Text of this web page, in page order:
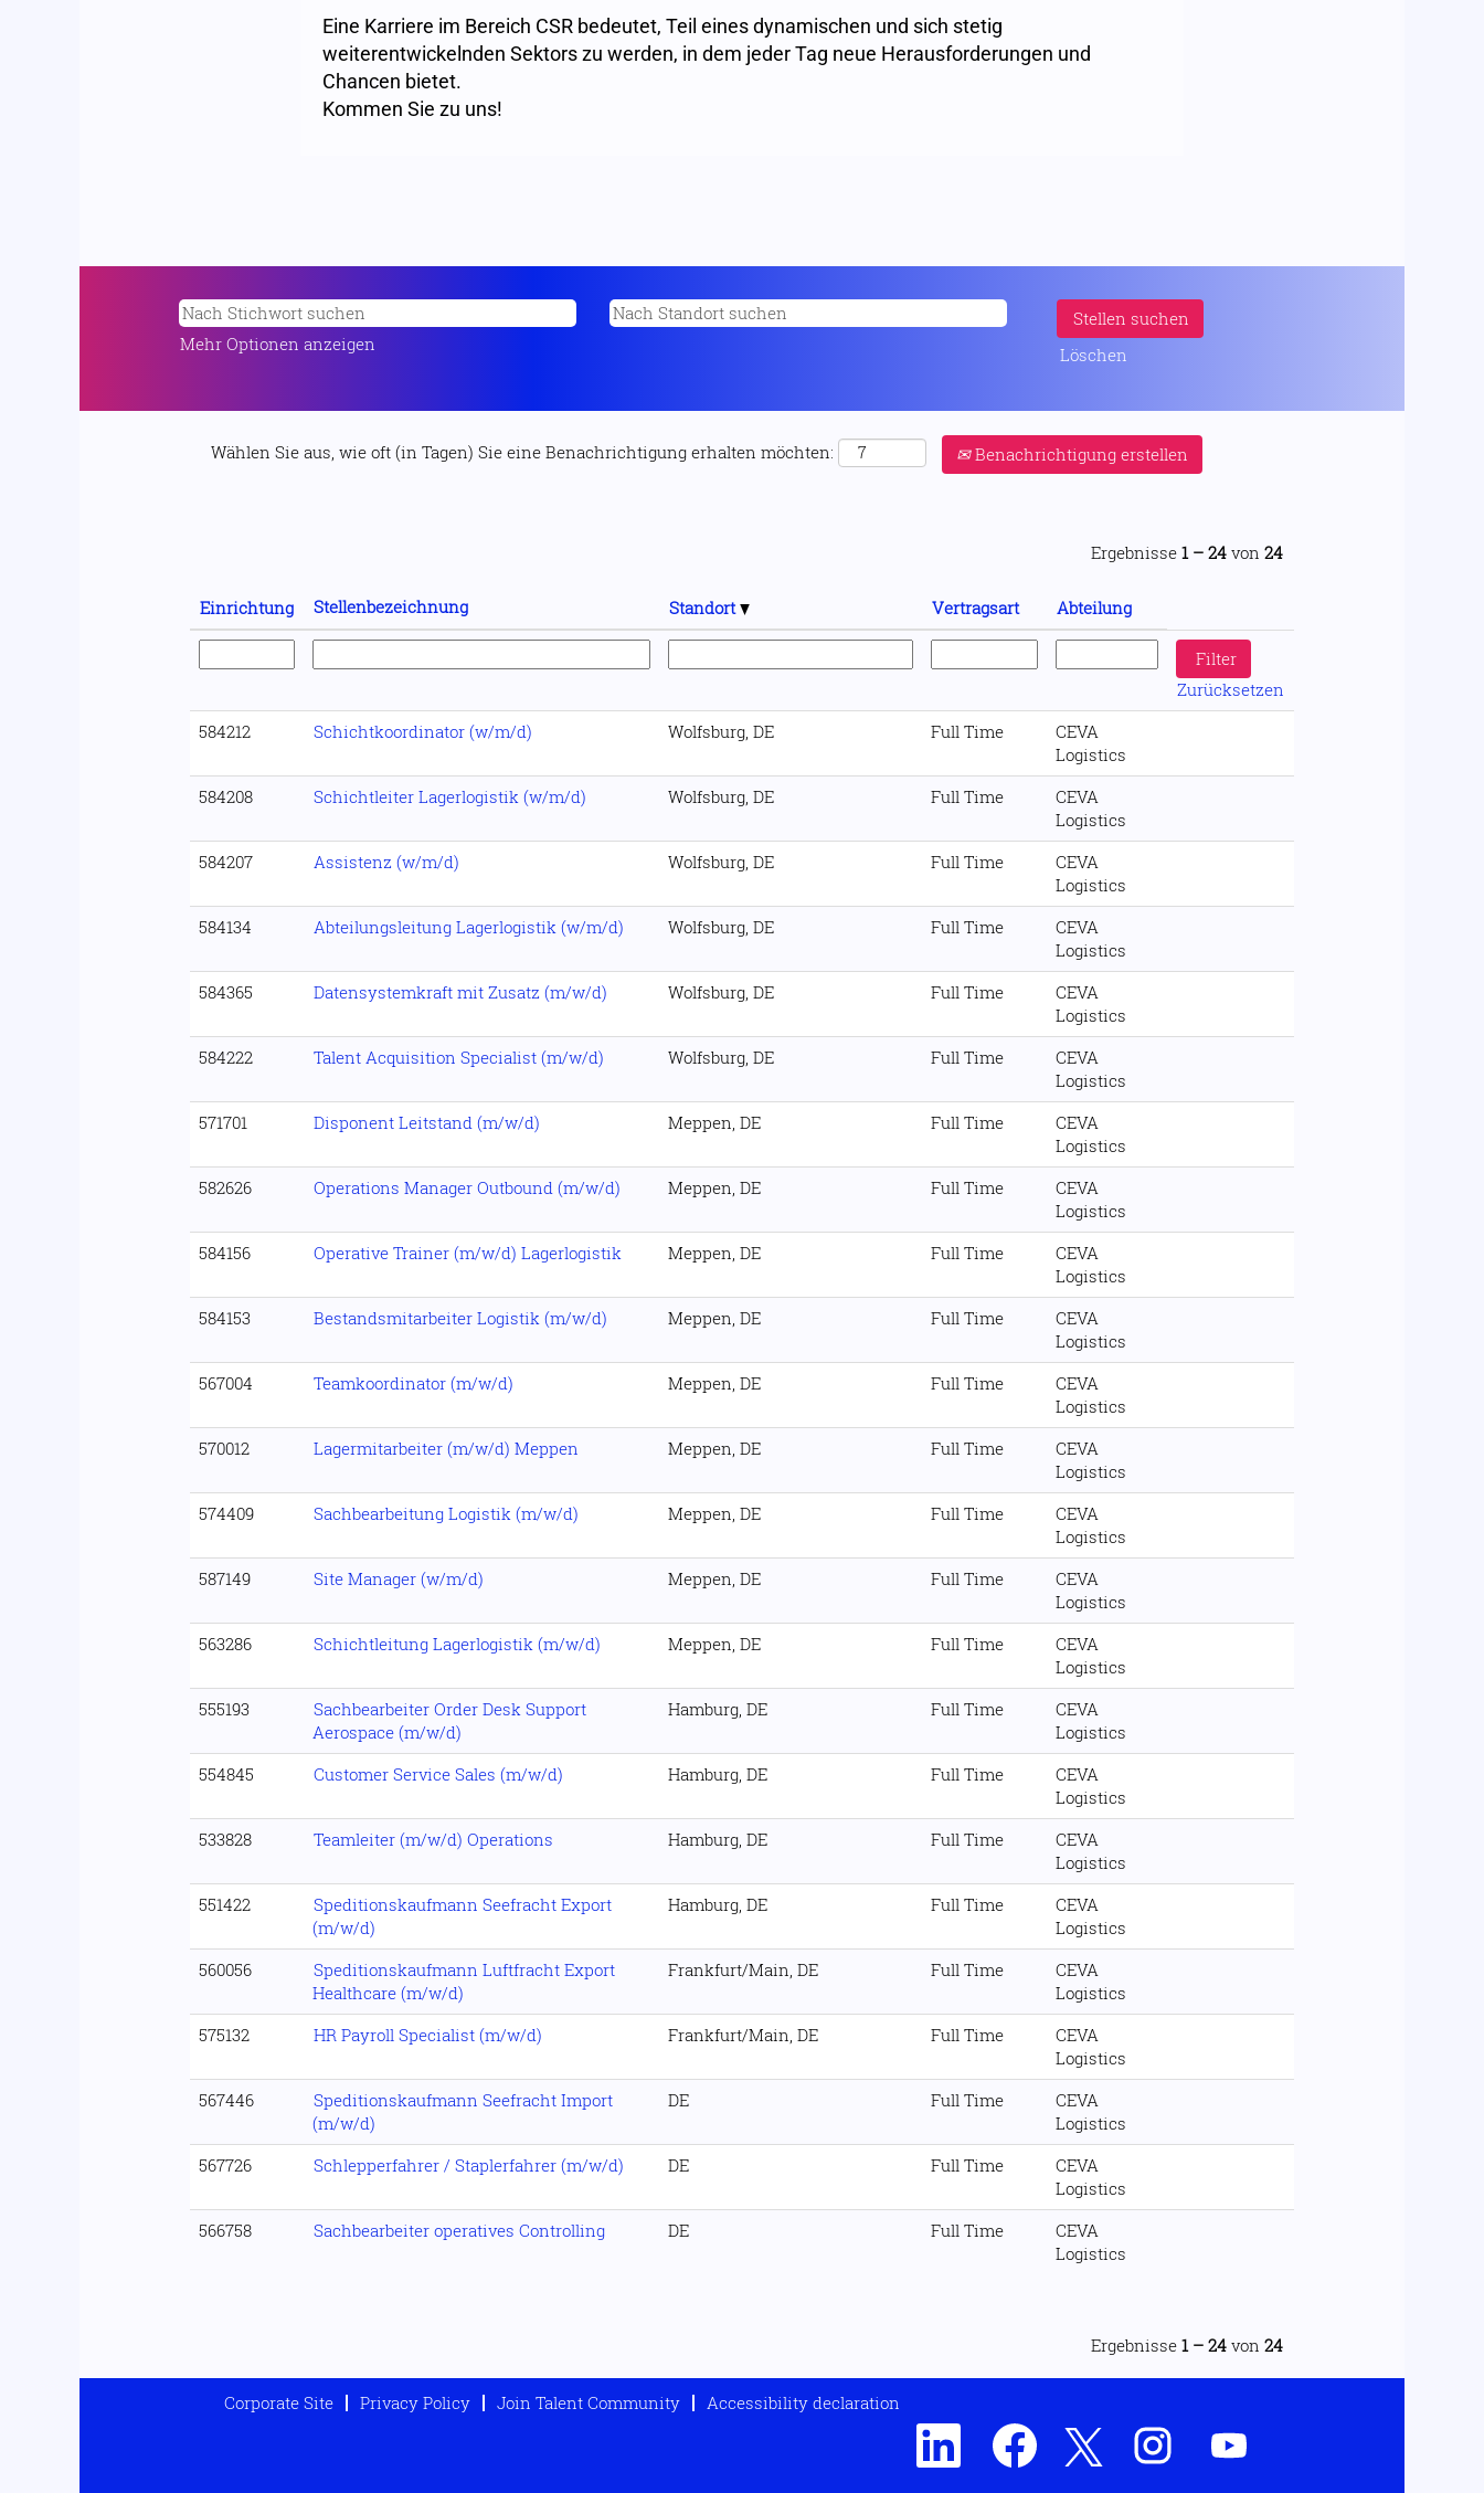
Eine Karriere im Bereich CSR bedeutet, Teil eines dynamischen und sich stetig
weiterentwickelnden Sektors zu werden, in dem jeder Tag neue Herausforderungen und
Chancen bietet.
Kommen Sie zu uns!
Mehr Optionen anzeigen Löschen
Wählen Sie aus, wie oft (in Tagen) Sie eine Benachrichtigung erhalten möchten: Benachrichtigung erstellen
Ergebnisse 1 – 24 von 24
Einrichtung Stellenbezeichnung Standort Vertragsart Abteilung
Zurücksetzen
584212
Schichtkoordinator (w/m/d) Wolfsburg, DE Full Time
CEVA
Logistics
584208
Schichtleiter Lagerlogistik (w/m/d) Wolfsburg, DE Full Time
CEVA
Logistics
584207
Assistenz (w/m/d) Wolfsburg, DE Full Time
CEVA
Logistics
584134
Abteilungsleitung Lagerlogistik (w/m/d) Wolfsburg, DE Full Time
CEVA
Logistics
584365
Datensystemkraft mit Zusatz (m/w/d) Wolfsburg, DE Full Time
CEVA
Logistics
584222
Talent Acquisition Specialist (m/w/d) Wolfsburg, DE Full Time
CEVA
Logistics
571701
Disponent Leitstand (m/w/d) Meppen, DE Full Time
CEVA
Logistics
582626
Operations Manager Outbound (m/w/d) Meppen, DE Full Time
CEVA
Logistics
584156
Operative Trainer (m/w/d) Lagerlogistik Meppen, DE Full Time
CEVA
Logistics
584153
Bestandsmitarbeiter Logistik (m/w/d) Meppen, DE Full Time
CEVA
Logistics
567004
Teamkoordinator (m/w/d) Meppen, DE Full Time
CEVA
Logistics
570012
Lagermitarbeiter (m/w/d) Meppen Meppen, DE Full Time
CEVA
Logistics
574409
Sachbearbeitung Logistik (m/w/d) Meppen, DE Full Time
CEVA
Logistics
587149
Site Manager (w/m/d) Meppen, DE Full Time
CEVA
Logistics
563286
Schichtleitung Lagerlogistik (m/w/d) Meppen, DE Full Time
CEVA
Logistics
555193
Sachbearbeiter Order Desk Support
Aerospace (m/w/d)
Hamburg, DE Full Time
CEVA
Logistics
554845
Customer Service Sales (m/w/d) Hamburg, DE Full Time
CEVA
Logistics
533828
Teamleiter (m/w/d) Operations Hamburg, DE Full Time
CEVA
Logistics
551422
Speditionskaufmann Seefracht Export
(m/w/d)
Hamburg, DE Full Time
CEVA
Logistics
560056
Speditionskaufmann Luftfracht Export
Healthcare (m/w/d)
Frankfurt/Main, DE Full Time
CEVA
Logistics
575132
HR Payroll Specialist (m/w/d) Frankfurt/Main, DE Full Time
CEVA
Logistics
567446
Speditionskaufmann Seefracht Import
(m/w/d)
DE Full Time
CEVA
Logistics
567726
Schlepperfahrer / Staplerfahrer (m/w/d) DE Full Time
CEVA
Logistics
566758
Sachbearbeiter operatives Controlling DE Full Time
CEVA
Logistics
Ergebnisse 1 – 24 von 24
Corporate Site Privacy Policy Join Talent Community
Accessibility declaration
W
W
r
W
r
W